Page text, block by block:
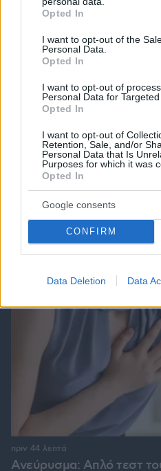
grant or deny consent to
use your data for below
consent section.
Opted In
I want to opt-out of the
Personal Data.
Opted In
I want to opt-out of
Personal Data for Targeted
Opted In
I want to opt-out of
Retention, Sale, and/or
Personal Data that Is
Purposes for which it was
Opted In
Google consents
CONFIRM
Data Deletion Data
Cut The Rope
Best of Network
Ανεύρυσμα: Απλό τεστ
πριν 44 λεπτά